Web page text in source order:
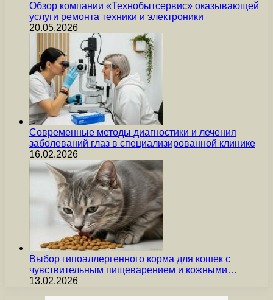
Обзор компании «Технобытсервис» оказывающей
услуги ремонта техники и электроники
20.05.2026
Современные методы диагностики и лечения
заболеваний глаз в специализированной клинике
16.02.2026
Выбор гипоаллергенного корма для кошек с
чувствительным пищеварением и кожными…
13.02.2026